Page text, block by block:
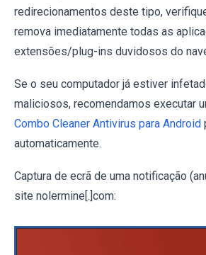
redirecionamentos deste tipo,
remova imediatamente todas as
extensões/plug-ins duvidosos do
Se o seu computador já estiver
maliciosos, recomendamos executar
Combo Cleaner Antivirus para Android
automaticamente.
Captura de ecrã de uma notificação
site nolermine[.]com: